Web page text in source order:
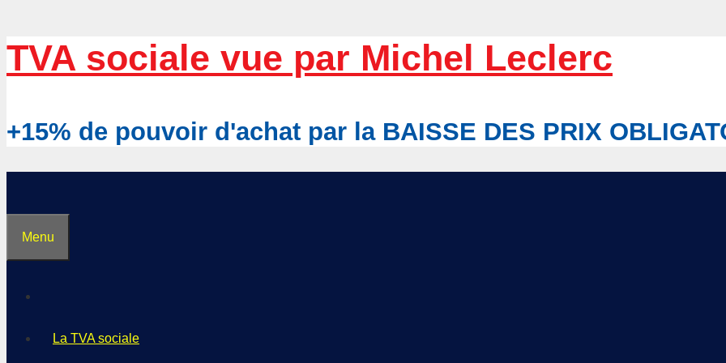
Aller
contenu
TVA sociale vue par Michel Leclerc
+15% de pouvoir d'achat par la BAISSE DES PRIX
Menu
La TVA sociale